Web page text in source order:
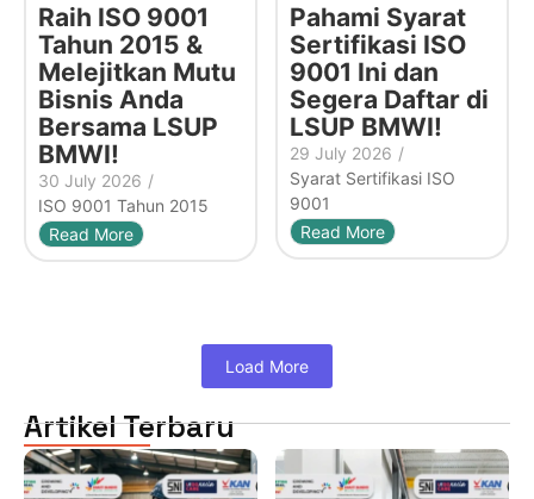
Raih ISO 9001
Tahun 2015 &
Melejitkan Mutu
Bisnis Anda
Bersama LSUP
BMWI!
30 July 2026 /
ISO 9001 Tahun 2015
Read More
Pahami Syarat
Sertifikasi ISO
9001 Ini dan
Segera Daftar di
LSUP BMWI!
29 July 2026 /
Syarat Sertifikasi ISO
9001
Read More
Load More
Artikel Terbaru